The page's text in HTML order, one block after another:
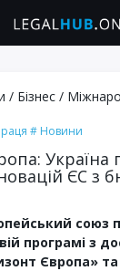
/ Бізнес /
Новини
Україна
ЄС з
союз
програмі з
Європа»